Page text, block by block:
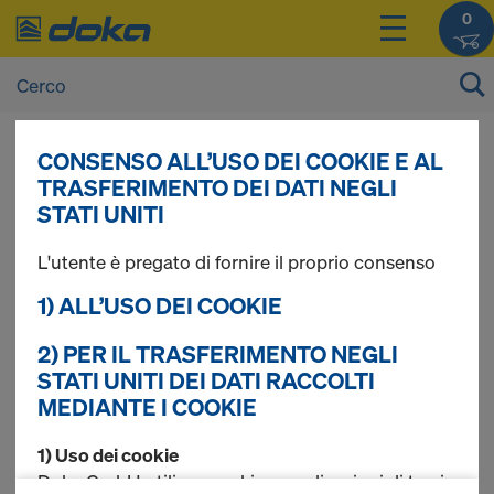
0
I prezzi dei vostri prodotti sono consultabili
dopo illogin.
Clutches
Trovati 11 prodotti
Più ricercato
CONSENSO ALL’USO DEI COOKIE E AL
TRASFERIMENTO DEI DATI NEGLI
STATI UNITI
L'utente è pregato di fornire il proprio consenso
1) ALL’USO DEI COOKIE
2) PER IL TRASFERIMENTO NEGLI
STATI UNITI DEI DATI RACCOLTI
MEDIANTE I COOKIE
1) Uso dei cookie
Doka GmbH utilizza cookie e applicazioni di terzi.